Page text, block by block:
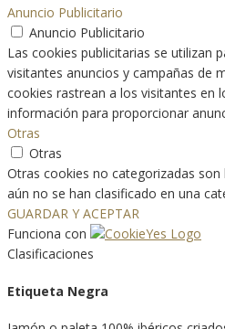
Anuncio Publicitario
Anuncio Publicitario
Las cookies publicitarias se utilizan
visitantes anuncios y campañas de
cookies rastrean a los visitantes en
información para proporcionar
Otras
Otras
Otras cookies no categorizadas
aún no se han clasificado en una
GUARDAR Y ACEPTAR
Funciona con
Clasificaciones
Etiqueta Negra